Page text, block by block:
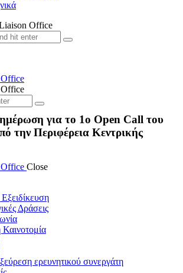
για το 1ο Open Call του
την Περιφέρεια Κεντρικής
Close
Δράσεις
Καινοτομία
ερευνητικού συνεργάτη